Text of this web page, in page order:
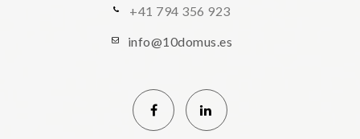
+41 794 356 923
info@10domus.es